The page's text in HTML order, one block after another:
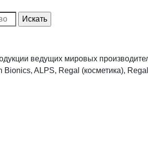
ведущих мировых
Bionics, ALPS, Regal (косметика),